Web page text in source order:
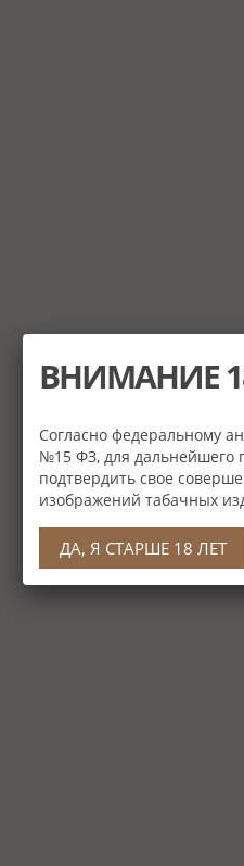
ВНИМАНИЕ
Согласно федеральному
№15 ФЗ, для дальнейшего
подтвердить свое
изображений табачных
ДА, Я СТАРШЕ 18 ЛЕТ